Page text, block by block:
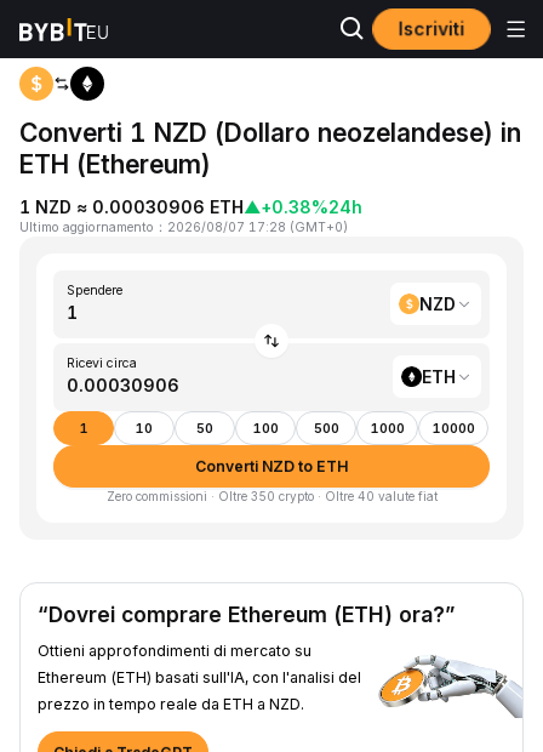
Iscriviti
Home NZD to ETH
Converti 1 NZD (Dollaro neozelandese) in
ETH (Ethereum)
1 NZD ≈ 0.00030906 ETH▲+0.38%24h
Ultimo aggiornamento ： 2026/08/07 17:28 (GMT+0)
Spendere
NZD
Ricevi circa
ETH
1 10 50 100 500 1000 10000
Converti NZD to ETH
Zero commissioni · Oltre 350 crypto · Oltre 40 valute fiat
“Dovrei comprare Ethereum (ETH) ora?”
Ottieni approfondimenti di mercato su
Ethereum (ETH) basati sull'IA, con l'analisi del
prezzo in tempo reale da ETH a NZD.